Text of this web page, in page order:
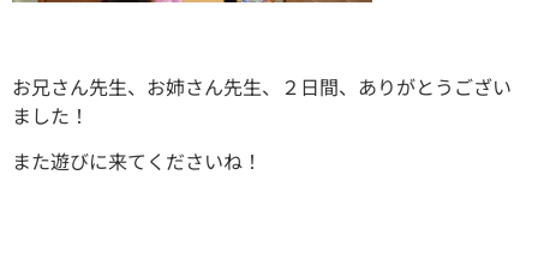
お兄さん先生、お姉さん先生、２日間、ありがとうござい
ました！
また遊びに来てくださいね！